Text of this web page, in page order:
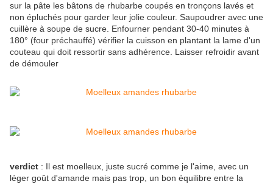
sur la pâte les bâtons de rhubarbe coupés en tronçons lavés et
non épluchés pour garder leur jolie couleur. Saupoudrer avec une
cuillère à soupe de sucre. Enfourner pendant 30-40 minutes à
180° (four préchauffé) vérifier la cuisson en plantant la lame d'un
couteau qui doit ressortir sans adhérence. Laisser refroidir avant
de démouler
verdict : Il est moelleux, juste sucré comme je l'aime, avec un
léger goût d'amande mais pas trop, un bon équilibre entre la